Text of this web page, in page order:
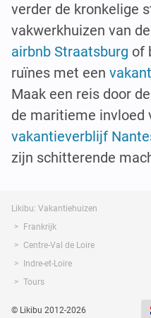
verder de kronkelige
vakwerkhuizen van
airbnb Straatsburg of
ruïnes met een
Maak een reis door
de maritieme invloed
vakantieverblijf
zijn schitterende
Likibu: Vakantiehuizen
Frankrijk
Centre-Val de Loire
Indre-et-Loire
Tours
© Likibu 2012-2026